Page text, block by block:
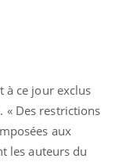
à ce jour exclus
« Des restrictions
aux
les auteurs du